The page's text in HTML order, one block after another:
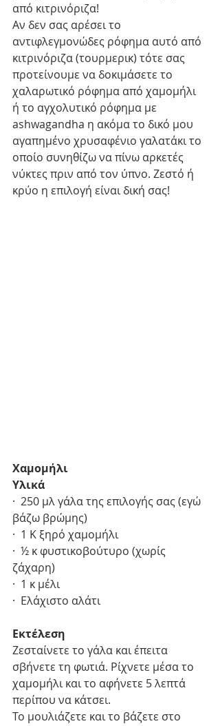
από κιτρινόριζα!
Αν δεν σας αρέσει το
αντιφλεγμονώδες ρόφημα αυτό από
κιτρινόριζα (τουρμερικ) τότε σας
προτείνουμε να δοκιμάσετε το
χαλαρωτικό ρόφημα από χαμομήλι
ή το αγχολυτικό ρόφημα με
ashwagandha η ακόμα το δικό μου
αγαπημένο χρυσαφένιο γαλατάκι το
οποίο συνηθίζω να πίνω αρκετές
νύκτες πριν από τον ύπνο. Ζεστό ή
κρύο η επιλογή είναι δική σας!
Χαμομήλι
Υλικά
·  250 μλ γάλα της επιλογής σας (εγώ
βάζω βρώμης)
·  1 Κ ξηρό χαμομήλι
·  ½ κ φυστικοβούτυρο (χωρίς
ζάχαρη)
·  1 κ μέλι
·  Ελάχιστο αλάτι
Εκτέλεση
Ζεσταίνετε το γάλα και έπειτα
σβήνετε τη φωτιά. Ρίχνετε μέσα το
χαμομήλι και το αφήνετε 5 λεπτά
περίπου να κάτσει.
Το μουλιάζετε και το βάζετε στο